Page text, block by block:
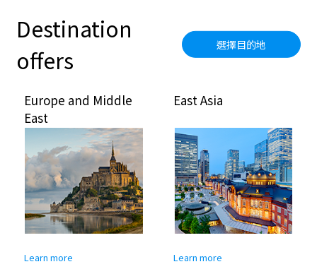
Destination
offers
選擇目的地
Europe and Middle
East
Learn more
East Asia
Learn more